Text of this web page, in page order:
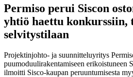
Permiso perui Siscon
yhtiö haettu konkurssiin,
selvitystilaan
Projektinjohto- ja suunnitteluyritys
puumoduulirakentamiseen erikoistuneen
ilmoitti Sisco-kaupan peruuntumisesta